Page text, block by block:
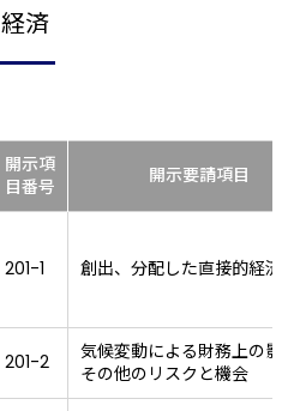
経済
開示項
目番号 開示要請項目
201-1 創出、分配した直接的経済
201-2
気候変動による財務上の影
その他のリスクと機会